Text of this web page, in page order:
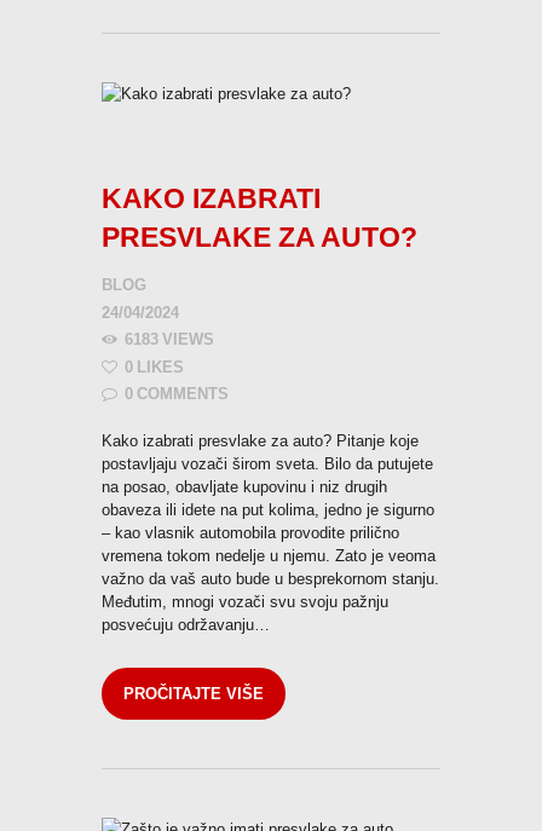
KAKO IZABRATI
PRESVLAKE ZA AUTO?
BLOG
24/04/2024
6183 VIEWS
0 LIKES
0 COMMENTS
Kako izabrati presvlake za auto? Pitanje koje
postavljaju vozači širom sveta. Bilo da putujete
na posao, obavljate kupovinu i niz drugih
obaveza ili idete na put kolima, jedno je sigurno
– kao vlasnik automobila provodite prilično
vremena tokom nedelje u njemu. Zato je veoma
važno da vaš auto bude u besprekornom stanju.
Međutim, mnogi vozači svu svoju pažnju
posvećuju održavanju…
PROČITAJTE VIŠE